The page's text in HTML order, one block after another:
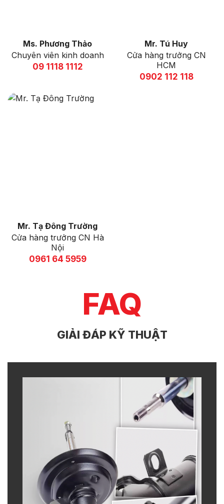
Ms. Phương Thảo
Chuyên viên kinh doanh
09 1118 1112
Mr. Tú Huy
Cửa hàng trưởng CN
HCM
0902 112 118
Mr. Tạ Đông Trường
Cửa hàng trưởng CN Hà
Nội
0961 64 5959
FAQ
GIẢI ĐÁP KỸ THUẬT